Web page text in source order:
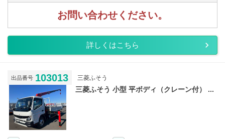
お問い合わせください。
詳しくはこちら
出品番号 103013 三菱ふそう
三菱ふそう 小型 平ボディ（クレーン付） ...